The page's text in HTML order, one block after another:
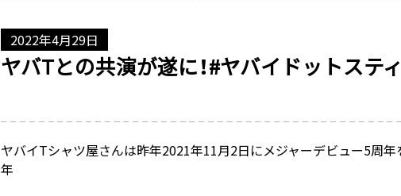
2022年4月29日
ヤバTとの共演が遂に！#ヤバイドットステ
ヤバイTシャツ屋さんは昨年2021年11月2日にメジャーデビュー5周
年